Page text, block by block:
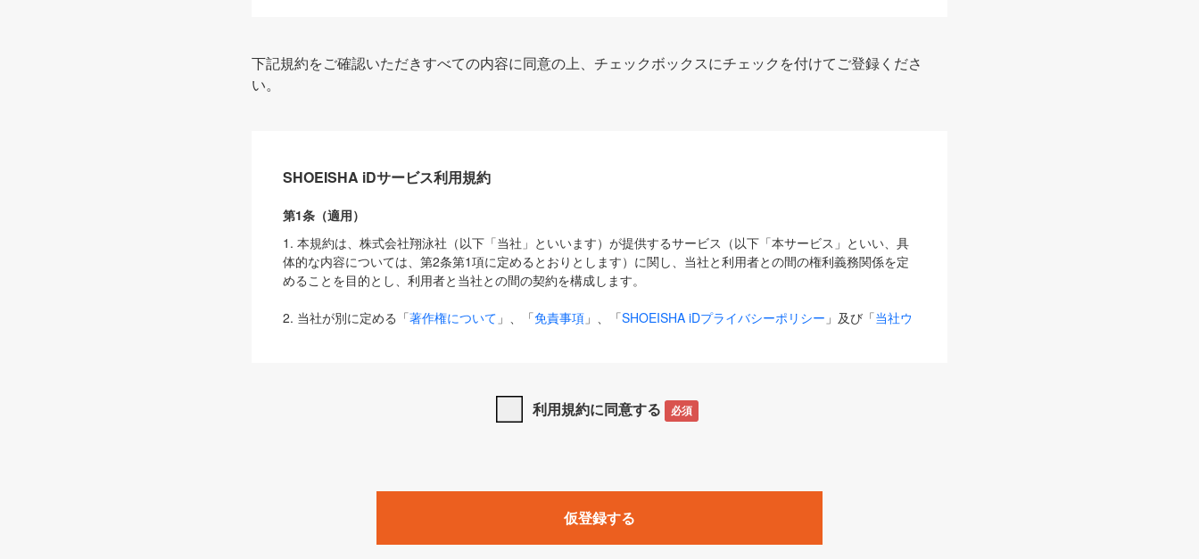
下記規約をご確認いただきすべての内容に同意の上、チェックボックスにチェックを付けてご登録くださ
い。
SHOEISHA iDサービス利用規約
第1条（適用）
1. 本規約は、株式会社翔泳社（以下「当社」といいます）が提供するサービス（以下「本サービス」といい、具
体的な内容については、第2条第1項に定めるとおりとします）に関し、当社と利用者との間の権利義務関係を定
めることを目的とし、利用者と当社との間の契約を構成します。
2. 当社が別に定める「著作権について 」、「免責事項 」、「SHOEISHA iDプライバシーポリシー 」及び「当社ウ
は、本規約の規定が優先して適用されるものとします。
1. 「本サービス」とは、当社が提供する以下のサービス（名称や内容が変更された場合、変更後のサービスを含
みます）及びこれらサービスに関連して当社が実施するイベントやキャンペーンをいいます。
「SEBook」「SEShop」「CodeZine」「MarkeZine」「EnterpriseZine」「ECzine」「Biz/Zine」「HRzine」
利用規約に同意する 必須
仮登録する